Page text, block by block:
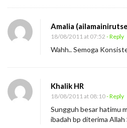
d
o
Amalia
18/08/2011 at 07:52 - Reply
Wahh.. Semoga
Khalik HR
18/08/2011 at 08:10- Reply
Sungguh besar hatimu
ibadah bp diterima Allah